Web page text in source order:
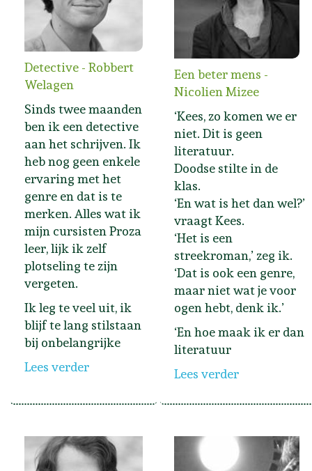
Detective - Robbert
Welagen
Sinds twee maanden
ben ik een detective
aan het schrijven. Ik
heb nog geen enkele
ervaring met het
genre en dat is te
merken. Alles wat ik
mijn cursisten Proza
leer, lijk ik zelf
plotseling te zijn
vergeten.
Ik leg te veel uit, ik
blijf te lang stilstaan
bij onbelangrijke
Lees verder
Een beter mens -
Nicolien Mizee
‘Kees, zo komen we er
niet. Dit is geen
literatuur.
Doodse stilte in de
klas.
‘En wat is het dan wel?’
vraagt Kees.
‘Het is een
streekroman,’ zeg ik.
‘Dat is ook een genre,
maar niet wat je voor
ogen hebt, denk ik.’
‘En hoe maak ik er dan
literatuur
Lees verder